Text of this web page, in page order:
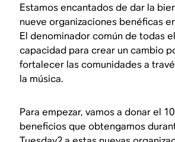
Estamos encantados de dar la
nueve organizaciones benéficas
El denominador común de todas
capacidad para crear un cambio
fortalecer las comunidades a
la música.
Para empezar, vamos a donar el
beneficios que obtengamos